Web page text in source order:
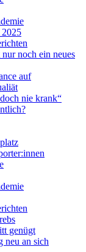
noch ein neues
auf
nie krank“
genügt
neu an sich